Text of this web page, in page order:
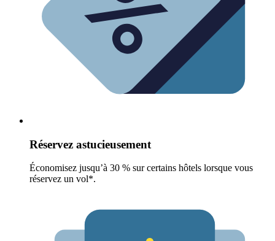
Réservez astucieusement
Économisez jusqu’à 30 % sur certains hôtels lorsque vous
réservez un vol*.